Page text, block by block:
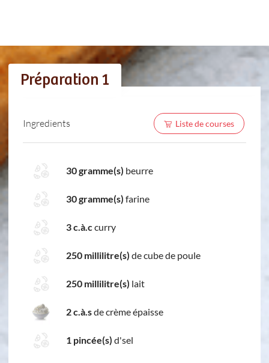
Préparation 1
Ingredients Liste de courses
30 gramme(s) beurre
30 gramme(s) farine
3 c.à.ccurry
250 millilitre(s) de cube de poule
250 millilitre(s) lait
2 c.à.sde crème épaisse
1 pincée(s) d'sel